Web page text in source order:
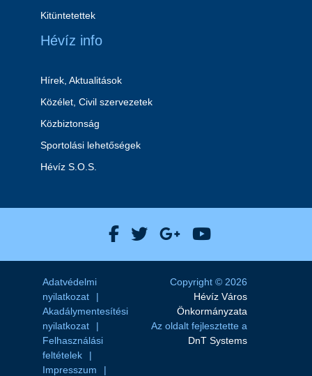
Kitüntetettek
Hévíz info
Hírek, Aktualitások
Közélet, Civil szervezetek
Közbiztonság
Sportolási lehetőségek
Hévíz S.O.S.
Hévíz Város Facebook
Hévíz Város X
Hévíz Város
Hévíz Város
Adatvédelmi
nyilatkozat
Akadálymentesítési
nyilatkozat
Felhasználási
feltételek
Impresszum
Copyright © 2026
Hévíz Város
Önkormányzata
Az oldalt fejlesztette a
DnT Systems